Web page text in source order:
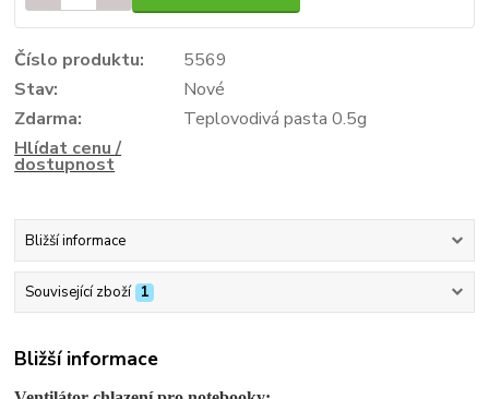
Číslo produktu:
5569
Stav:
Nové
Zdarma:
Teplovodivá pasta 0.5g
Hlídat cenu /
dostupnost
Bližší informace
Související zboží 1
Bližší informace